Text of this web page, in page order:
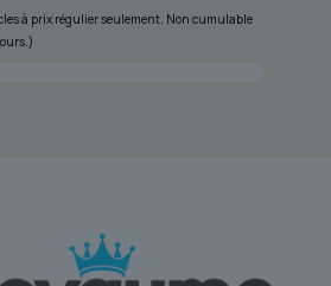
à prix régulier seulement. Non cumulable